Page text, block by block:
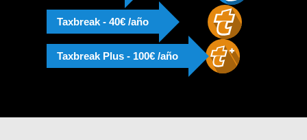
Taxbreak - 40€ /año
Taxbreak Plus - 100€ /año